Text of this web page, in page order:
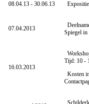
08.04.13 - 30.06.13
07.04.2013
Spiegel
16.03.2013
Tijd: 10 -
Kosten